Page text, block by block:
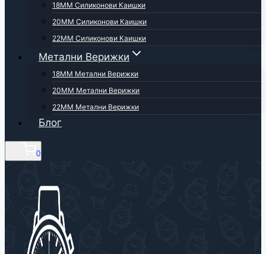
18ММ Силиконови Каишки
20ММ Силиконови Каишки
22ММ Силиконови Каишки
Метални Верижки
18ММ Метални Верижки
20ММ Метални Верижки
22ММ Метални Верижки
Блог
0